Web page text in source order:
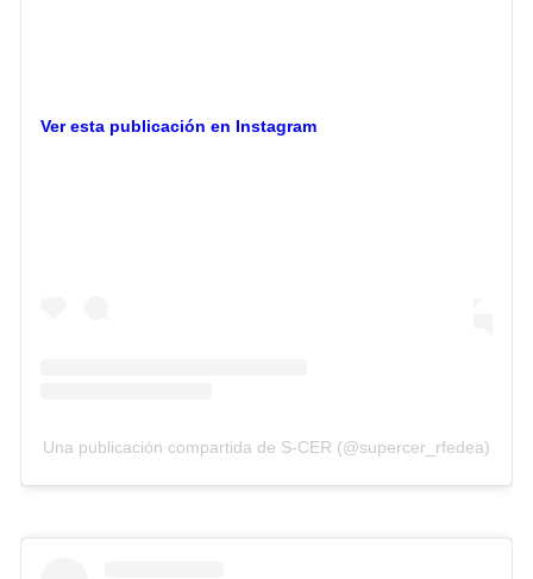
Ver esta publicación en Instagram
Una publicación compartida de S-CER (@supercer_rfedea)